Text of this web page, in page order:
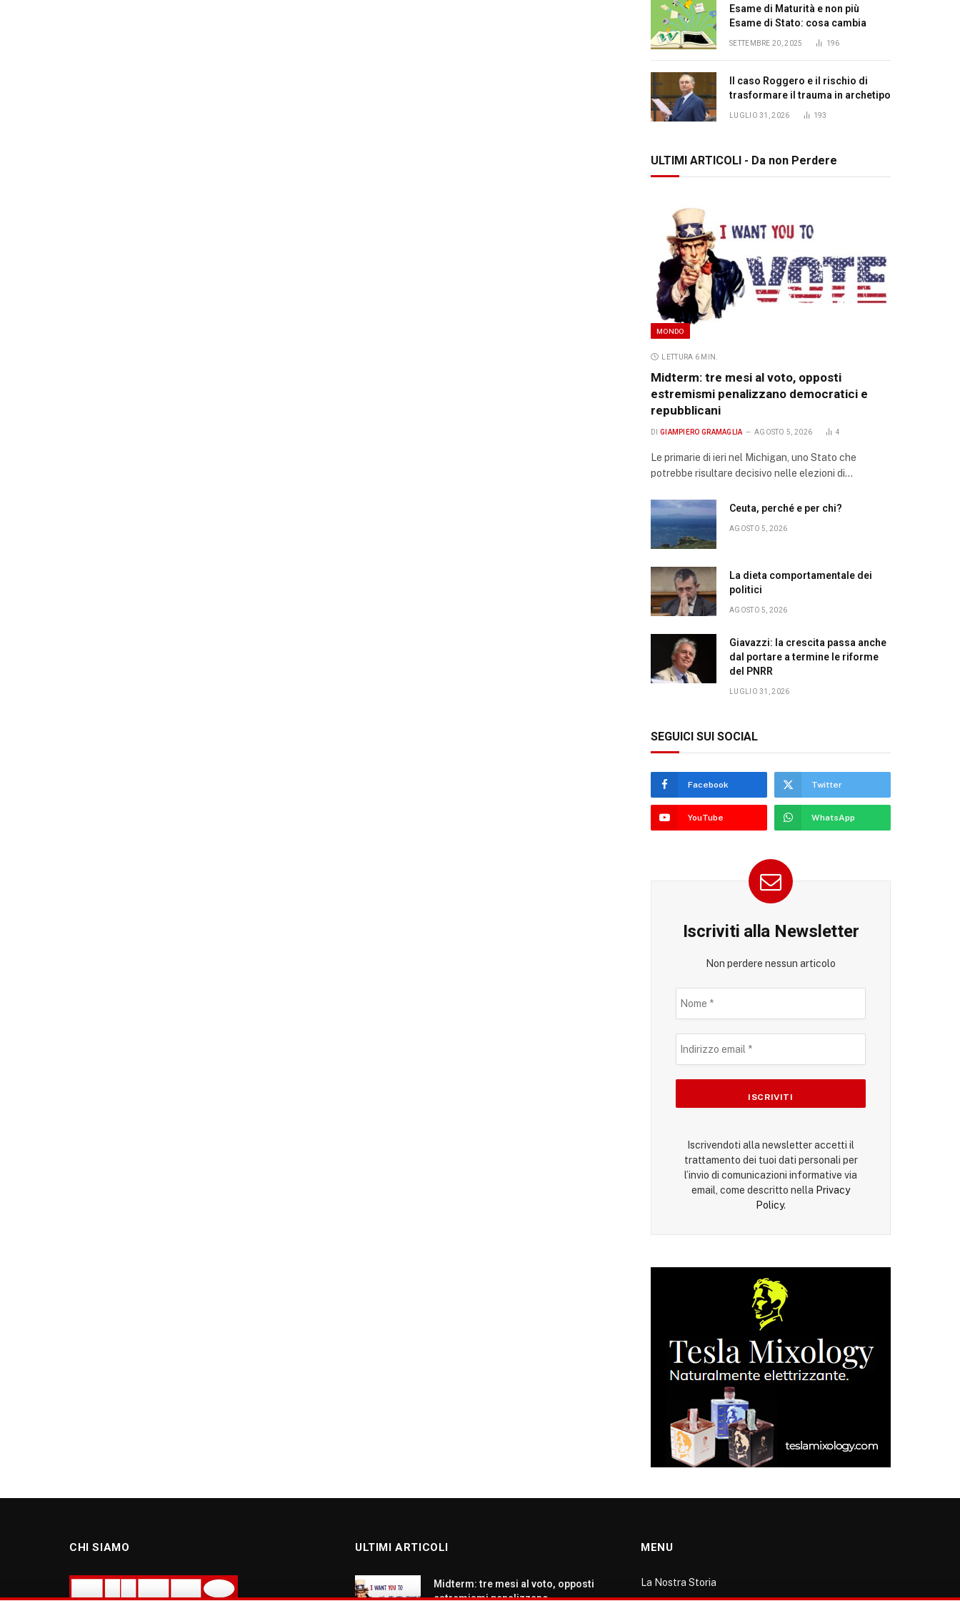
Esame di Maturità e non più
Esame di Stato: cosa cambia
SETTEMBRE 20, 2025 196
Il caso Roggero e il rischio di
trasformare il trauma in archetipo
LUGLIO 31, 2026 193
ULTIMI ARTICOLI - Da non Perdere
MONDO
LETTURA 6 MIN.
Midterm: tre mesi al voto, opposti
estremismi penalizzano democratici e
repubblicani
DI GIAMPIERO GRAMAGLIA AGOSTO 5, 2026 4
Le primarie di ieri nel Michigan, uno Stato che
potrebbe risultare decisivo nelle elezioni di…
Ceuta, perché e per chi?
AGOSTO 5, 2026
La dieta comportamentale dei
politici
AGOSTO 5, 2026
Giavazzi: la crescita passa anche
dal portare a termine le riforme
del PNRR
LUGLIO 31, 2026
SEGUICI SUI SOCIAL
Facebook Twitter
YouTube WhatsApp
Iscriviti alla Newsletter
Non perdere nessun articolo
Iscrivendoti alla newsletter accetti il
trattamento dei tuoi dati personali per
l’invio di comunicazioni informative via
email, come descritto nella Privacy
Policy.
CHI SIAMO ULTIMI ARTICOLI
Midterm: tre mesi al voto, opposti
estremismi penalizzano
MENU
La Nostra Storia